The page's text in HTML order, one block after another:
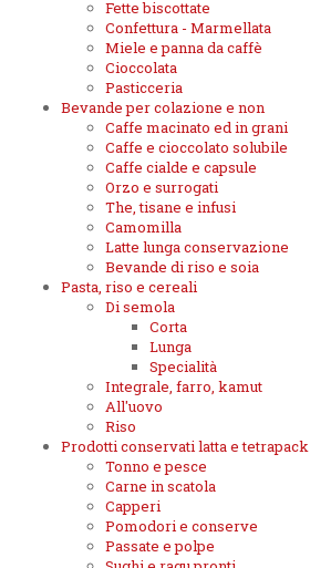
Fette biscottate
Confettura - Marmellata
Miele e panna da caffè
Cioccolata
Pasticceria
Bevande per colazione e non
Caffe macinato ed in grani
Caffe e cioccolato solubile
Caffe cialde e capsule
Orzo e surrogati
The, tisane e infusi
Camomilla
Latte lunga conservazione
Bevande di riso e soia
Pasta, riso e cereali
Di semola
Corta
Lunga
Specialità
Integrale, farro, kamut
All'uovo
Riso
Prodotti conservati latta e tetrapack
Tonno e pesce
Carne in scatola
Capperi
Pomodori e conserve
Passate e polpe